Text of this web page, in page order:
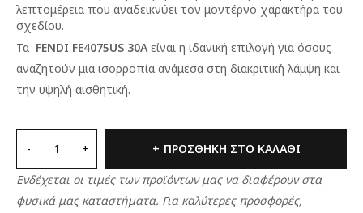
λεπτομέρεια που αναδεικνύει τον μοντέρνο χαρακτήρα του
σχεδίου.
Τα FENDI FE4075US 30Aείναι η ιδανική επιλογή για όσους
αναζητούν μια ισορροπία ανάμεσα στη διακριτική λάμψη και
την υψηλή αισθητική.
ΠΡΟΣΘΉΚΗ ΣΤΟ ΚΑΛΆΘΙ
Ενδέχεται οι τιμές των προϊόντων μας να διαφέρουν στα
φυσικά μας καταστήματα. Για καλύτερες προσφορές,